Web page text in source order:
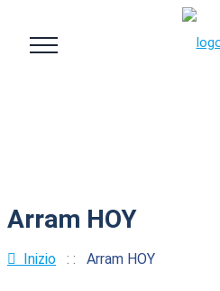
Arram HOY
Inizio : : Arram HOY